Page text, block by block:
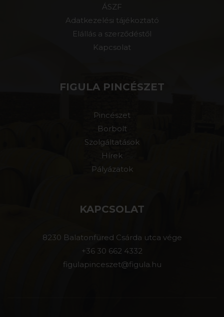
ÁSZF
Adatkezelési tájékoztató
Elállás a szerződéstől
Kapcsolat
FIGULA PINCÉSZET
Pincészet
Borbolt
Szolgáltatások
Hírek
Pályázatok
KAPCSOLAT
8230 Balatonfüred Csárda utca vége
+36 30 662 4332
figulapinceszet@figula.hu